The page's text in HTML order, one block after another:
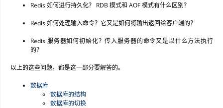
Redis 如何进行持久化？ RDB 模式和 AOF 模式有什么区别？
Redis 如何处理输入命令？它又是如何将输出返回给客户端的？
Redis 服务器如何初始化？传入服务器的命令又是以什么方法执行
的？
以上的这些问题，都是这一部分要解答的。
数据库
数据库的结构
数据库的切换